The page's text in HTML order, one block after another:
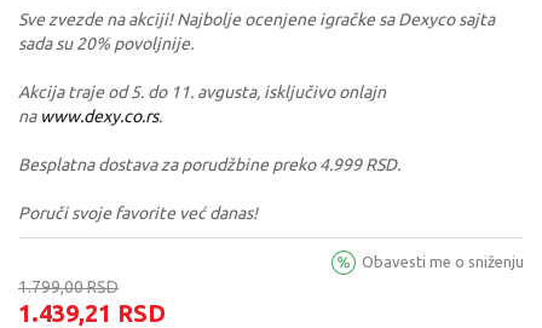
Sve zvezde na akciji! Najbolje ocenjene igračke sa Dexyco sajta
sada su 20% povoljnije.
Akcija traje od 5. do 11. avgusta, isključivo onlajn
na www.dexy.co.rs.
Besplatna dostava za porudžbine preko 4.999 RSD.
Poruči svoje favorite već danas!
1.799,00RSD
1.439,21 RSD
Obavesti me o sniženju